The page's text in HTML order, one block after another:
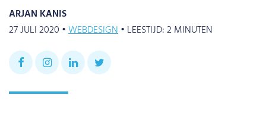
ARJAN KANIS
27 JULI 2020 •WEBDESIGN• LEESTIJD:2MINUTEN